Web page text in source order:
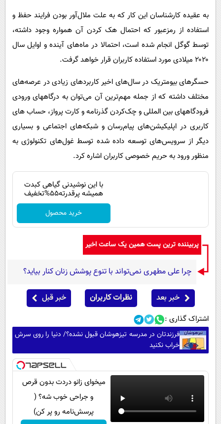
به عقیده کارشناسان این کار که به علت ملال‌آور بودن فرایند حفظ و
استفاده از رمزعبور که احتمال هک کردن آن همواره وجود داشته،
توسط گوگل انجام شده است، احتمالا در ماه‌های آینده و اوایل سال
۲۰۲۰ میلادی مورد استفاده کاربران قرار خواهد گرفت.
حسگرهای بیومتریک در سال‌های اخیر کاربردهای زیادی در عرصه‌های
مختلف داشته که از جمله مهم‌ترین آن می‌توان به درگاههای ورودی
فرودگاههای بین المللی و چک‌کردن گذرنامه و کارت پرواز، حساب های
کاربری در اپلیکیشن‌های پیام‌رسان و شبکه‌های اجتماعی و بسیاری
دیگر از سرویس‌های توسعه داده شده توسط غول‌های تکنولوژی به
منظور ورود به حریم خصوصی کاربران اشاره کرد.
با این نوشیدنی گیاهی کبدت
همیشه پرقدرته55%تخفیف
خرید محصول
پربیننده ترین پست همین یک ساعت اخیر
چرا علی مطهری نمی‌تواند با تنوع پوشش زنان کنار بیاید؟
خبر بعد نظرات کاربران خبر قبل
اشتراک گذاری :
فرزندتان در مدرسه تیزهوشان قبول نشده؟/ دنیا را روی سرش
خراب نکنید
میخوای زانو دردت بدون قرص
و جراحی خوب شه؟ (
پرسش‌نامه رو پر کن)